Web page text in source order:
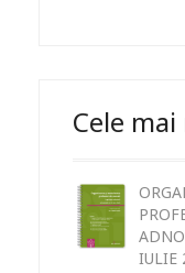
Cele
IULIE